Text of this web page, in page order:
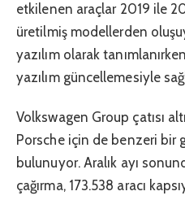
etkilenen araçlar 2019 ile
üretilmiş modellerden
yazılım olarak
yazılım güncellemesiyle
Volkswagen Group çatısı
Porsche için de benzeri bir
bulunuyor. Aralık ayı
çağırma, 173.538 aracı